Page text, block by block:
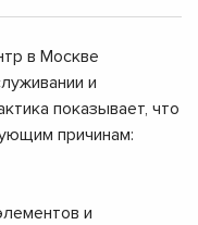
в Москве
и
показывает, что
причинам:
и